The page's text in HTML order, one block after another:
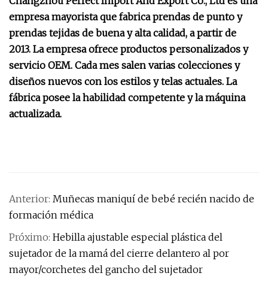
empresa mayorista que fabrica prendas de punto y
prendas tejidas de buena y alta calidad, a partir de
2013. La empresa ofrece productos personalizados y
servicio OEM. Cada mes salen varias colecciones y
diseños nuevos con los estilos y telas actuales. La
fábrica posee la habilidad competente y la máquina
actualizada.
Anterior: Muñecas maniquí de bebé recién nacido de
formación médica
Próximo: Hebilla ajustable especial plástica del
sujetador de la mamá del cierre delantero al por
mayor/corchetes del gancho del sujetador